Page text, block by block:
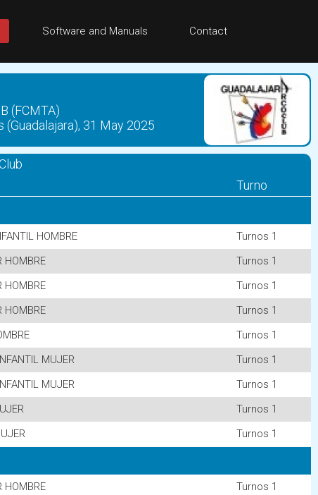
Software and Manuals Contact
(FCMTA)
31 May 2025
Turno
HOMBRE
Turnos 1
HOMBRE
Turnos 1
HOMBRE
Turnos 1
HOMBRE
Turnos 1
Turnos 1
MUJER
Turnos 1
MUJER
Turnos 1
Turnos 1
Turnos 1
HOMBRE
Turnos 1